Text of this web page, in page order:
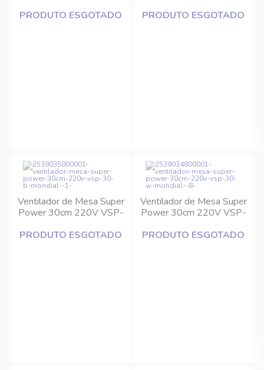
PRODUTO ESGOTADO
PRODUTO ESGOTADO
Ventilador de Mesa Super
Power 30cm 220V VSP-
PRODUTO ESGOTADO
Ventilador de Mesa Super
Power 30cm 220V VSP-
PRODUTO ESGOTADO